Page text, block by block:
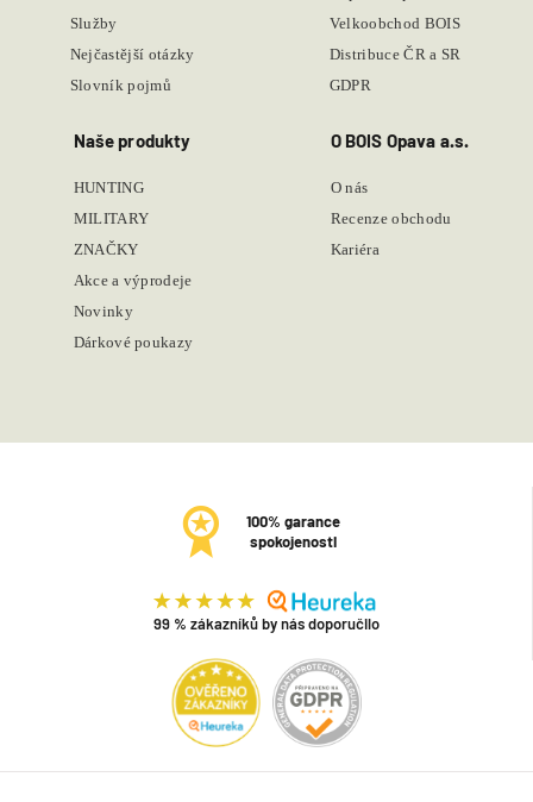
Služby
Nejčastější otázky
Slovník pojmů
Velkoobchod BOIS
Distribuce ČR a SR
GDPR
Naše produkty
HUNTING
MILITARY
ZNAČKY
Akce a výprodeje
Novinky
Dárkové poukazy
O BOIS Opava a.s.
O nás
Recenze obchodu
Kariéra
100% garance
spokojenosti
99 % zákazníků by nás doporučilo